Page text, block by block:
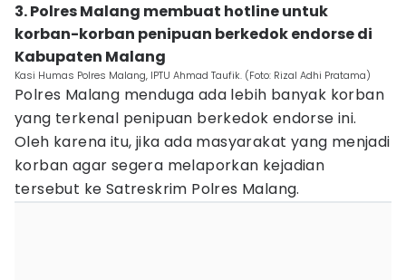
3. Polres Malang membuat hotline untuk
korban-korban penipuan berkedok endorse di
Kabupaten Malang
Kasi Humas Polres Malang, IPTU Ahmad Taufik. (Foto: Rizal Adhi Pratama)
Polres Malang menduga ada lebih banyak korban
yang terkenal penipuan berkedok endorse ini.
Oleh karena itu, jika ada masyarakat yang menjadi
korban agar segera melaporkan kejadian
tersebut ke Satreskrim Polres Malang.